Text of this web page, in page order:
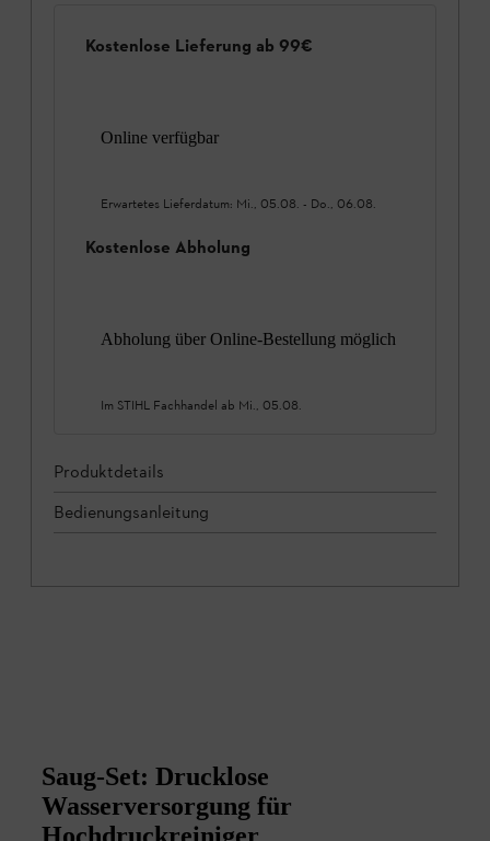
Kostenlose Lieferung ab 99€
Online verfügbar
Erwartetes Lieferdatum: Mi., 05.08. - Do., 06.08.
Kostenlose Abholung
Abholung über Online-Bestellung möglich
Im STIHL Fachhandel ab Mi., 05.08.
Produktdetails
Bedienungsanleitung
Saug-Set: Drucklose
Wasserversorgung für